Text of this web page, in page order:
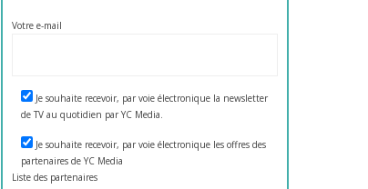
Votre e-mail
Je souhaite recevoir, par voie électronique la newsletter
de TV au quotidien par YC Media.
Je souhaite recevoir, par voie électronique les offres des
partenaires de YC Media
Liste des partenaires